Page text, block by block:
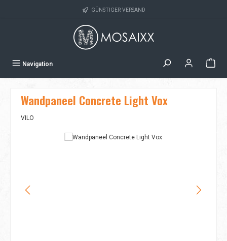
GÜNSTIGER VERSAND
Navigation
Wandpaneel Concrete Light Vox
VILO
Bildergalerie überspringen